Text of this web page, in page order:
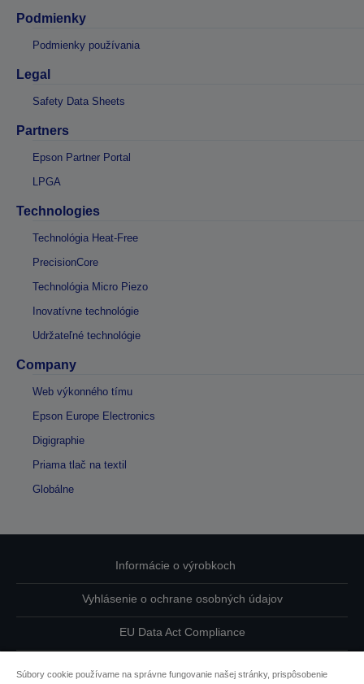
Podmienky
Podmienky používania
Legal
Safety Data Sheets
Partners
Epson Partner Portal
LPGA
Technologies
Technológia Heat-Free
PrecisionCore
Technológia Micro Piezo
Inovatívne technológie
Udržateľné technológie
Company
Web výkonného tímu
Epson Europe Electronics
Digigraphie
Priama tlač na textil
Globálne
Informácie o výrobkoch
Vyhlásenie o ochrane osobných údajov
EU Data Act Compliance
Súbory cookie používame na správne fungovanie našej stránky, prispôsobenie